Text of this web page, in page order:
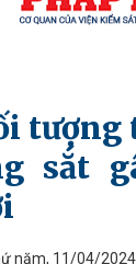
tượng
sắt
năm, 11/04/2024